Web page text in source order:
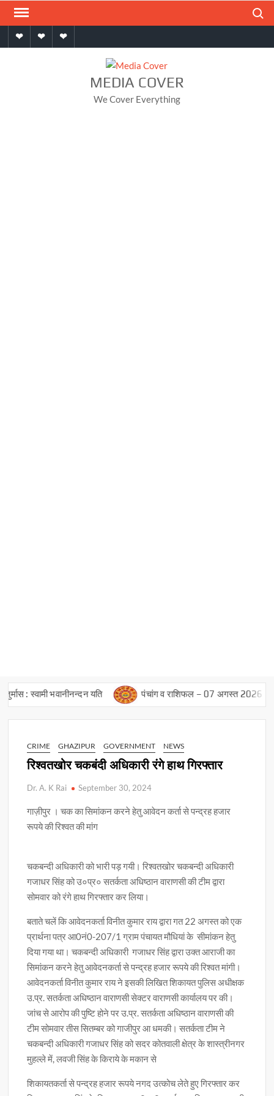
Skip
contentHomeAboutContact
MEDIA COVER
We Cover Everything
: स्वामी भवानीनन्दन यति पंचांग व राशिफल – 07 अगस्त 2026
CRIME GHAZIPUR GOVERNMENT NEWS
रिश्वतखोर चकबंदी अधिकारी रंगे हाथ गिरफ्तार
Dr. A. K Rai September 30, 2024
गाज़ीपुर । चक का सिमांकन करने हेतु आवेदन कर्ता से पन्द्रह हजार
रूपये की रिश्वत की मांग
चकबन्दी अधिकारी को भारी पड़ गयी। रिश्वतखोर चकबन्दी अधिकारी
गजाधर सिंह को उ०प्र० सतर्कता अधिष्ठान वाराणसी की टीम द्वारा
सोमवार को रंगे हाथ गिरफ्तार कर लिया।
बताते चलें कि आवेदनकर्ता विनीत कुमार राय द्वारा गत 22 अगस्त को एक
प्रार्थना पत्र आ0नं0-207/1 ग्राम पंचायत मौधियां के सीमांकन हेतु
दिया गया था। चकबन्दी अधिकारी गजाधर सिंह द्वारा उक्त आराजी का
सिमांकन करने हेतु आवेदनकर्ता से पन्द्रह हजार रूपये की रिश्वत मांगी।
आवेदनकर्ता विनीत कुमार राय ने इसकी लिखित शिकायत पुलिस अधीक्षक
उ.प्र. सतर्कता अधिष्ठान वाराणसी सेक्टर वाराणसी कार्यालय पर की।
जांच से आरोप की पुष्टि होने पर उ.प्र. सतर्कता अधिष्ठान वाराणसी की
टीम सोमवार तीस सितम्बर को गाजीपुर आ धमकी। सतर्कता टीम ने
चकबन्दी अधिकारी गजाधर सिंह को सदर कोतवाली क्षेत्र के शास्त्रीनगर
मुहल्ले में, लवजी सिंह के किराये के मकान से
शिकायतकर्ता से पन्द्रह हजार रूपये नगद उत्कोच लेते हुए गिरफ्तार कर